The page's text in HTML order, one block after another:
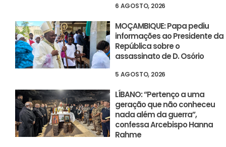
6 AGOSTO, 2026
MOÇAMBIQUE: Papa pediu
informações ao Presidente da
República sobre o
assassinato de D. Osório
5 AGOSTO, 2026
LÍBANO: “Pertenço a uma
geração que não conheceu
nada além da guerra”,
confessa Arcebispo Hanna
Rahme